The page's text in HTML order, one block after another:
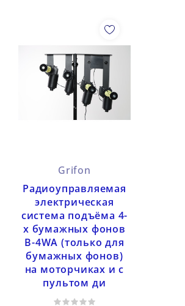
Grifon
Радиоуправляемая
электрическая
система подъёма 4-
х бумажных фонов
B-4WA (только для
бумажных фонов)
на моторчиках и с
пультом ди